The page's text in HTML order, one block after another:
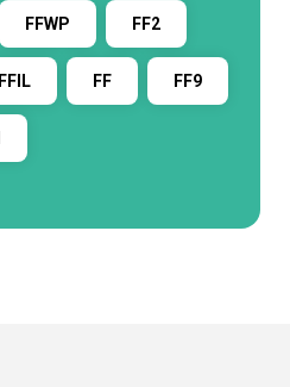
FFWP FF2
FFIL FF FF9